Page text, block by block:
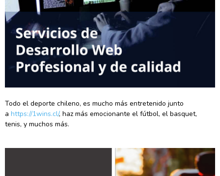
Todo el deporte chileno, es mucho más entretenido junto
a https://1wins.cl/, haz más emocionante el fútbol, el basquet,
tenis, y muchos más.